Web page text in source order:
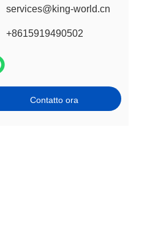
services@king-world.cn
+8615919490502
Contatto ora